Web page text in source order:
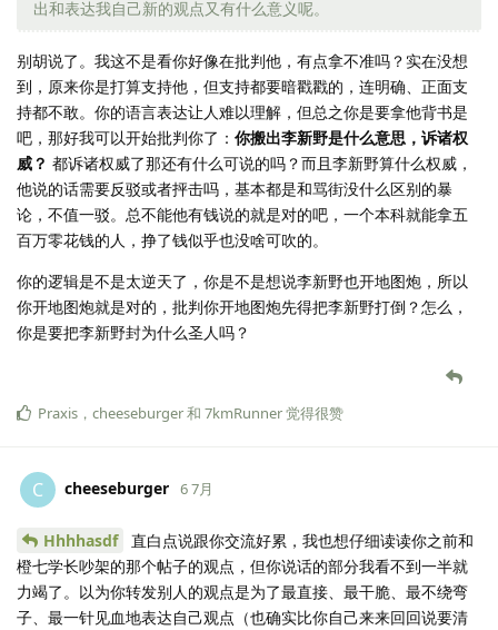
出和表达我自己新的观点又有什么意义呢。
别胡说了。我这不是看你好像在批判他，有点拿不准吗？实在没想
到，原来你是打算支持他，但支持都要暗戳戳的，连明确、正面支
持都不敢。你的语言表达让人难以理解，但总之你是要拿他背书是
吧，那好我可以开始批判你了： 你搬出李新野是什么意思，诉诸权
威？ 都诉诸权威了那还有什么可说的吗？而且李新野算什么权威，
他说的话需要反驳或者抨击吗，基本都是和骂街没什么区别的暴
论，不值一驳。总不能他有钱说的就是对的吧，一个本科就能拿五
百万零花钱的人，挣了钱似乎也没啥可吹的。
你的逻辑是不是太逆天了，你是不是想说李新野也开地图炮，所以
你开地图炮就是对的，批判你开地图炮先得把李新野打倒？怎么，
你是要把李新野封为什么圣人吗？
Praxis ， cheeseburger和 7kmRunner觉得很赞
C cheeseburger 6 7月
Hhhhasdf
直白点说跟你交流好累，我也想仔细读读你之前和
橙七学长吵架的那个帖子的观点，但你说话的部分我看不到一半就
力竭了。以为你转发别人的观点是为了最直接、最干脆、最不绕弯
子、最一针见血地表达自己观点（也确实比你自己来来回回说要清